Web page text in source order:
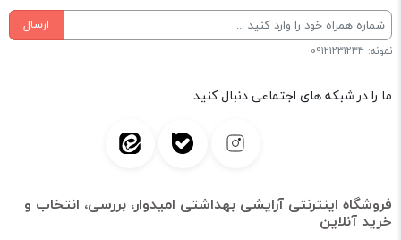
ارسال
نمونه: 09121231234
ما را در شبکه های اجتماعی دنبال کنید.
فروشگاه اینترنتی آرایشی بهداشتی امیدوار، بررسی، انتخاب و
خرید آنلاین